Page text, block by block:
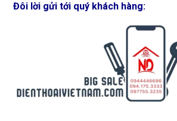
Đôi lời gửi tới quý khách hàng: